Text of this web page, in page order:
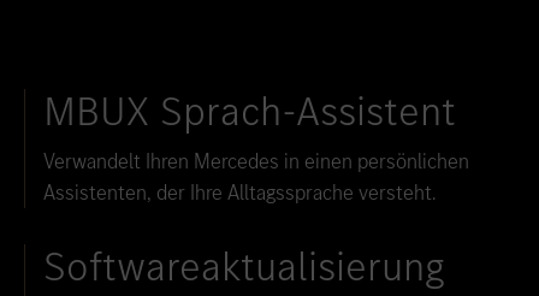
MBUX Sprach-Assistent
Verwandelt Ihren Mercedes in einen persönlichen
Assistenten, der Ihre Alltagssprache versteht.
Softwareaktualisierung